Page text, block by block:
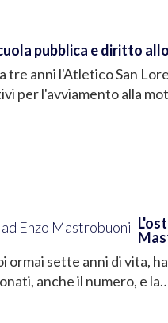
pubblica e diritto
tre anni l'Atletico San
per l'avviamento alla
ormai sette anni di vita,
anche il numero, e